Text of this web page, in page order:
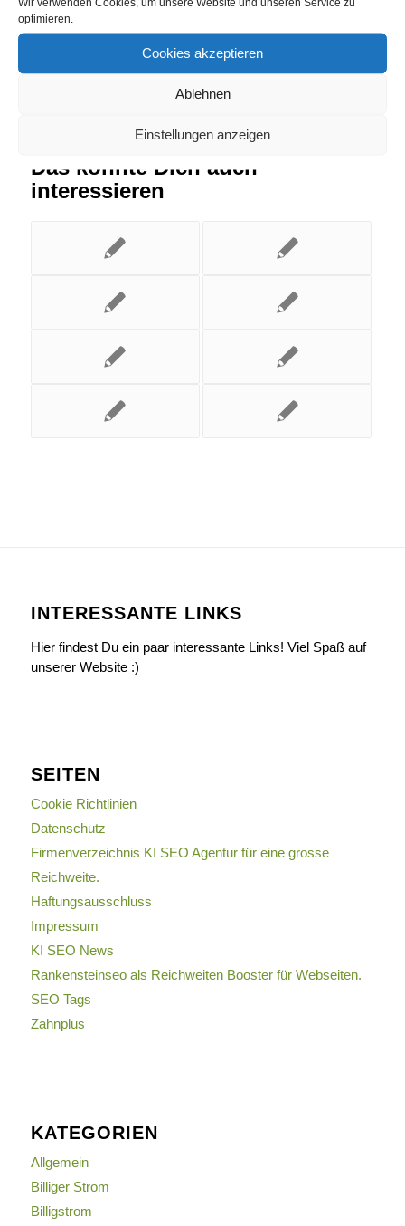
optimieren.
Cookies akzeptieren
Ablehnen
Einstellungen anzeigen
Das könnte Dich auch
interessieren
INTERESSANTE LINKS
Hier findest Du ein paar interessante Links! Viel Spaß auf
unserer Website :)
SEITEN
Cookie Richtlinien
Datenschutz
Firmenverzeichnis KI SEO Agentur für eine grosse
Reichweite.
Haftungsausschluss
Impressum
KI SEO News
Rankensteinseo als Reichweiten Booster für Webseiten.
SEO Tags
Zahnplus
KATEGORIEN
Allgemein
Billiger Strom
Billigstrom